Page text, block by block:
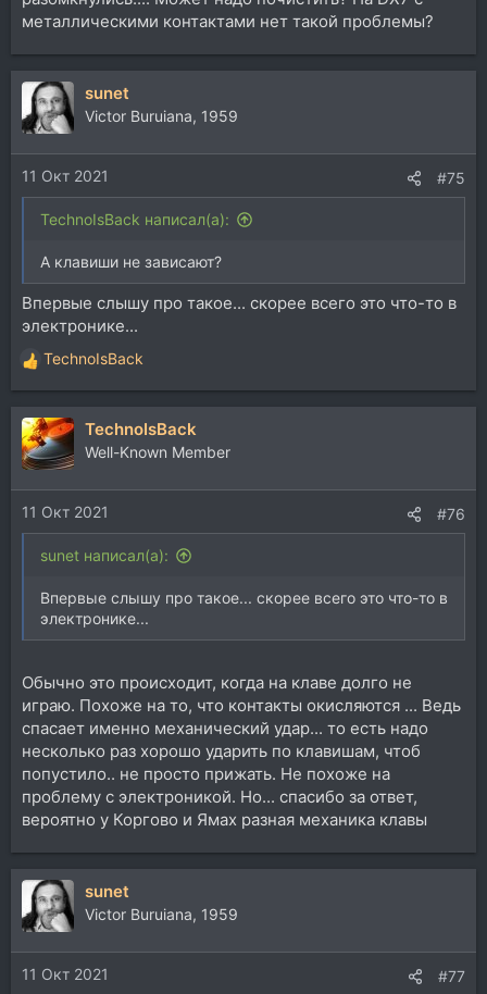
металлическими контактами нет такой проблемы?
sunet
Victor Buruiana, 1959
11 Окт 2021 #75
TechnoIsBack написал(а):
А клавиши не зависают?
Впервые слышу про такое... скорее всего это что-то в
электронике...
Р
е
а
к
ц
и
и
:
TechnoIsBack
TechnoIsBack
Well-Known Member
11 Окт 2021 #76
sunet написал(а):
Впервые слышу про такое... скорее всего это что-то в
электронике...
Обычно это происходит, когда на клаве долго не
играю. Похоже на то, что контакты окисляются ... Ведь
спасает именно механический удар... то есть надо
несколько раз хорошо ударить по клавишам, чтоб
попустило.. не просто прижать. Не похоже на
проблему с электроникой. Но... спасибо за ответ,
вероятно у Коргово и Ямах разная механика клавы
sunet
Victor Buruiana, 1959
11 Окт 2021 #77